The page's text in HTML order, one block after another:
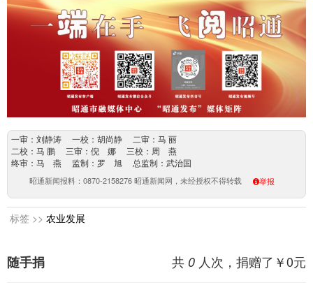
一审：刘静涛 一校：胡尚静 二审：马 丽
二校：马 鹏 三审：倪 娜 三校：周 燕
终审：马 燕 监制：罗 旭 总监制：武治国
昭通新闻报料：0870-2158276 昭通新闻网，未经授权不得转载 举报
标签 >> 农业发展
共 0 人次，捐赠了￥0元
随手捐